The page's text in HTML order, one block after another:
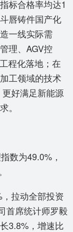
标合格率均达1
唇铸件国产化
一线实际需
理、AGV控
程化落地；在
工领域的技术
好满足新能源
。
数为49.0%，
拉动全部投资
首席统计师罗毅
3.8%，增速比